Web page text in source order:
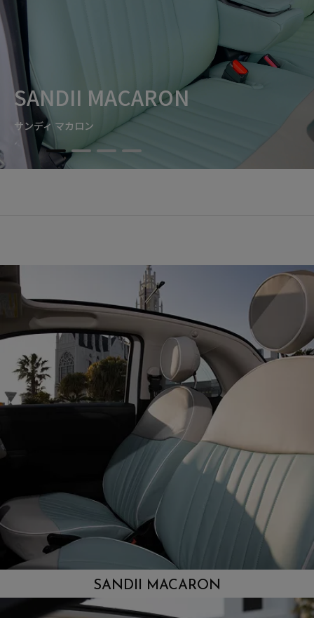
SANDII MACARON
サンディ マカロン
SANDII MACARON